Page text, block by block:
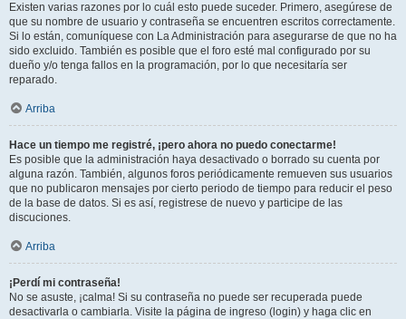
Existen varias razones por lo cuál esto puede suceder. Primero, asegúrese de
que su nombre de usuario y contraseña se encuentren escritos correctamente.
Si lo están, comuníquese con La Administración para asegurarse de que no ha
sido excluido. También es posible que el foro esté mal configurado por su
dueño y/o tenga fallos en la programación, por lo que necesitaría ser
reparado.
Arriba
Hace un tiempo me registré, ¡pero ahora no puedo conectarme!
Es posible que la administración haya desactivado o borrado su cuenta por
alguna razón. También, algunos foros periódicamente remueven sus usuarios
que no publicaron mensajes por cierto periodo de tiempo para reducir el peso
de la base de datos. Si es así, registrese de nuevo y participe de las
discuciones.
Arriba
¡Perdí mi contraseña!
No se asuste, ¡calma! Si su contraseña no puede ser recuperada puede
desactivarla o cambiarla. Visite la página de ingreso (login) y haga clic en